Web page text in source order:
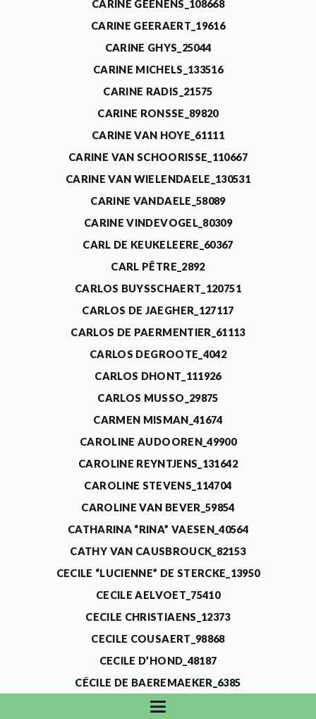
CARINE GEENENS_108668
CARINE GEERAERT_19616
CARINE GHYS_25044
CARINE MICHELS_133516
CARINE RADIS_21575
CARINE RONSSE_89820
CARINE VAN HOYE_61111
CARINE VAN SCHOORISSE_110667
CARINE VAN WIELENDAELE_130531
CARINE VANDAELE_58089
CARINE VINDEVOGEL_80309
CARL DE KEUKELEERE_60367
CARL PÊTRE_2892
CARLOS BUYSSCHAERT_120751
CARLOS DE JAEGHER_127117
CARLOS DE PAERMENTIER_61113
CARLOS DEGROOTE_4042
CARLOS DHONT_111926
CARLOS MUSSO_29875
CARMEN MISMAN_41674
CAROLINE AUDOOREN_49900
CAROLINE REYNTJENS_131642
CAROLINE STEVENS_114704
CAROLINE VAN BEVER_59854
CATHARINA “RINA” VAESEN_40564
CATHY VAN CAUSBROUCK_82153
CECILE “LUCIENNE” DE STERCKE_13950
CECILE AELVOET_75410
CECILE CHRISTIAENS_12373
CECILE COUSAERT_98868
CECILE D’HOND_48187
CÉCILE DE BAEREMAEKER_6385
CECILE DE WAELE_4731